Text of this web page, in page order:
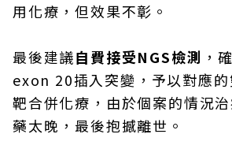
用化療，但效果不彰。
最後建議自費接受NGS檢測 ，
exon 20插入突變，予以對應
靶合併化療，由於個案的情況
藥太晚，最後抱撼離世。